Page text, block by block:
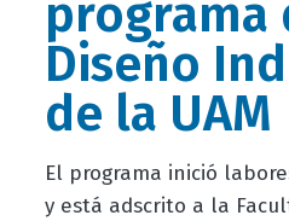
programa
Diseño
de la UAM
El programa inició
y está adscrito a la